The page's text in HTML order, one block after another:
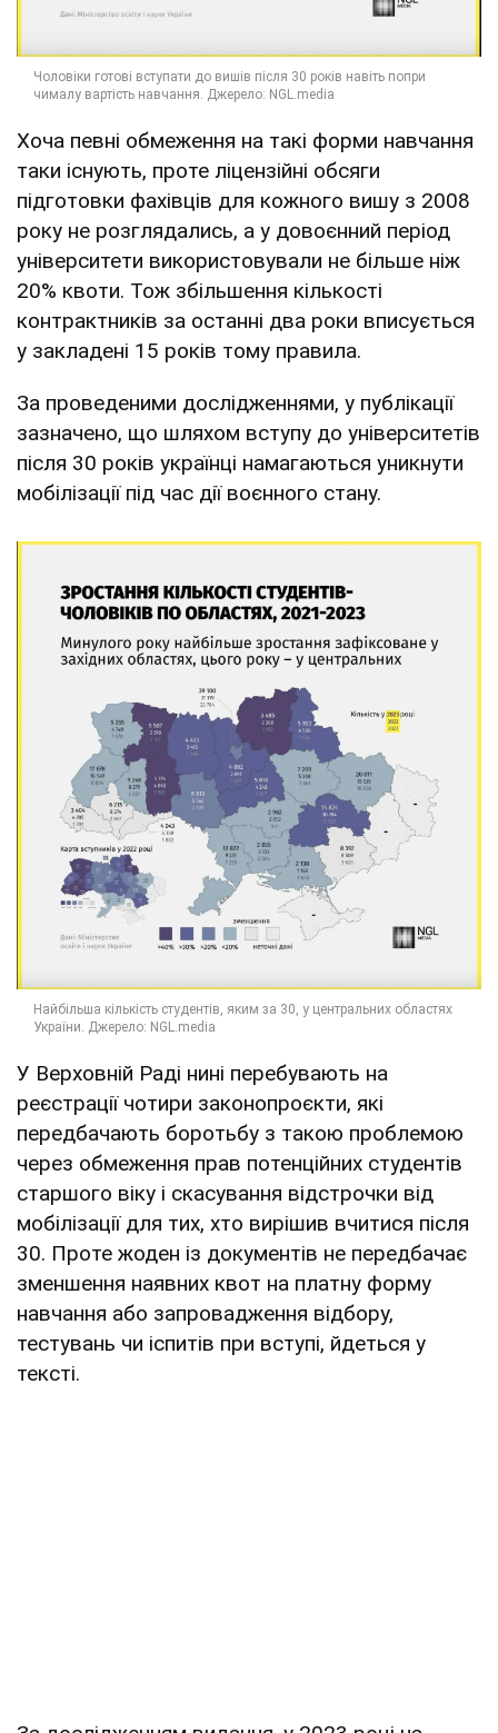
Хоча певні обмеження на такі форми навчання
таки існують, проте ліцензійні обсяги
підготовки фахівців для кожного вишу з 2008
року не розглядались, а у довоєнний період
університети використовували не більше ніж
20% квоти. Тож збільшення кількості
контрактників за останні два роки вписується
у закладені 15 років тому правила.
За проведеними дослідженнями, у публікації
зазначено, що шляхом вступу до університетів
після 30 років українці намагаються уникнути
мобілізації під час дії воєнного стану.
У Верховній Раді нині перебувають на
реєстрації чотири законопроєкти, які
передбачають боротьбу з такою проблемою
через обмеження прав потенційних студентів
старшого віку і скасування відстрочки від
мобілізації для тих, хто вирішив вчитися після
30. Проте жоден із документів не передбачає
зменшення наявних квот на платну форму
навчання або запровадження відбору,
тестувань чи іспитів при вступі, йдеться у
тексті.